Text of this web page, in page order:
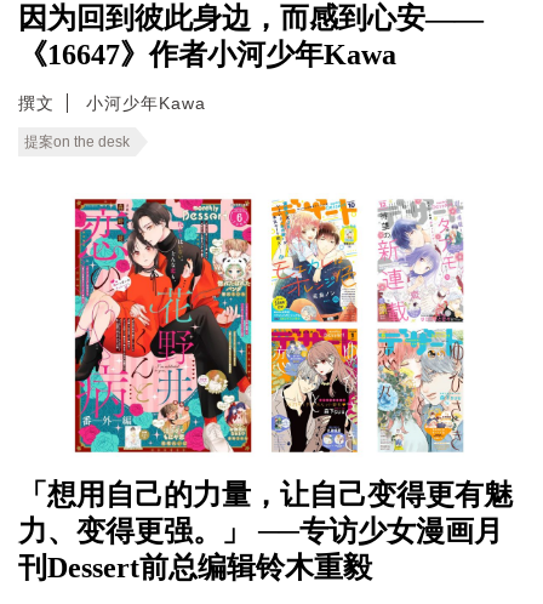
因为回到彼此身边，而感到心安——
《16647》作者小河少年Kawa
撰文 小河少年Kawa
提案on the desk
「想用自己的力量，让自己变得更有魅
力、变得更强。」 ──专访少女漫画月
刊Dessert前总编辑铃木重毅